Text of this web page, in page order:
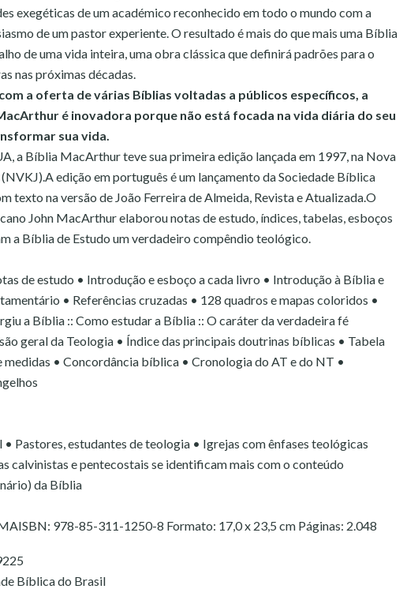
exegéticas de um académico reconhecido em todo o mundo com a
de um pastor experiente. O resultado é mais do que mais uma Bíblia
de uma vida inteira, uma obra clássica que definirá padrões para o
nas próximas décadas.
a oferta de várias Bíblias voltadas a públicos específicos, a
é inovadora porque não está focada na vida diária do seu
sua vida.
a Bíblia MacArthur teve sua primeira edição lançada em 1997, na Nova
edição em português é um lançamento da Sociedade Bíblica
texto na versão de João Ferreira de Almeida, Revista e Atualizada.O
John MacArthur elaborou notas de estudo, índices, tabelas, esboços
a Bíblia de Estudo um verdadeiro compêndio teológico.
de estudo • Introdução e esboço a cada livro • Introdução à Bíblia e
• Referências cruzadas • 128 quadros e mapas coloridos •
a Bíblia :: Como estudar a Bíblia :: O caráter da verdadeira fé
geral da Teologia • Índice das principais doutrinas bíblicas • Tabela
medidas • Concordância bíblica • Cronologia do AT e do NT •
• Pastores, estudantes de teologia • Igrejas com ênfases teológicas
calvinistas e pentecostais se identificam mais com o conteúdo
da Bíblia
978-85-311-1250-8 Formato: 17,0 x 23,5 cm Páginas: 2.048
Bíblica do Brasil